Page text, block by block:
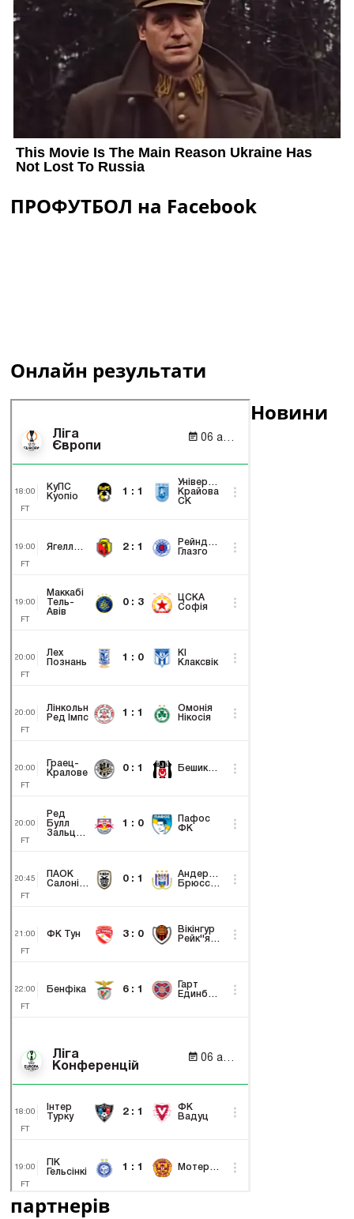
ПРОФУТБОЛ на Facebook
Онлайн результати
Новини
партнерів